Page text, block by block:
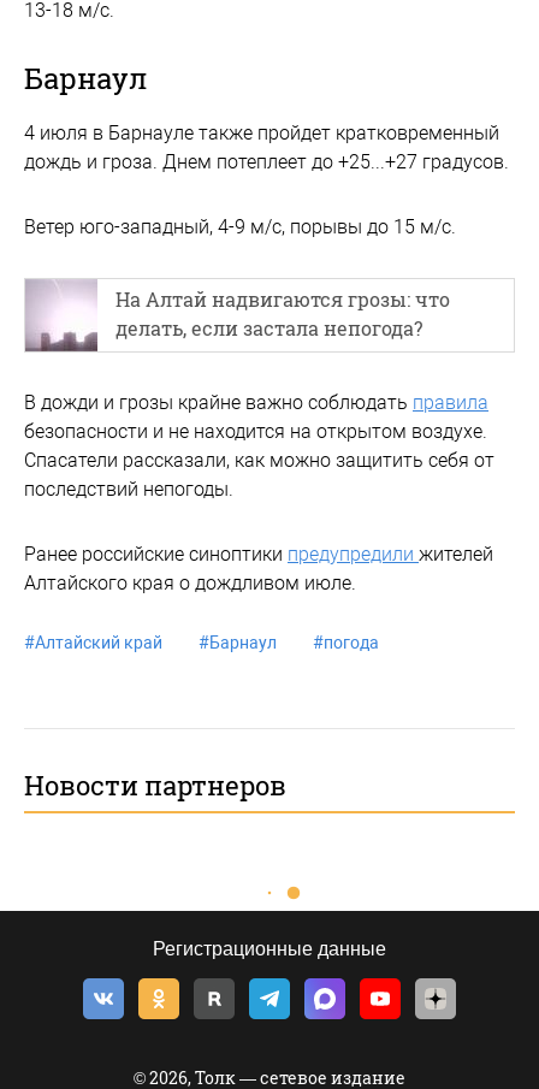
13-18 м/с.
Барнаул
4 июля в Барнауле также пройдет кратковременный
дождь и гроза. Днем потеплеет до +25...+27 градусов.
Ветер юго-западный, 4-9 м/с, порывы до 15 м/с.
На Алтай надвигаются грозы: что
делать, если застала непогода?
В дожди и грозы крайне важно соблюдать правила
безопасности и не находится на открытом воздухе.
Спасатели рассказали, как можно защитить себя от
последствий непогоды.
Ранее российские синоптики предупредили жителей
Алтайского края о дождливом июле.
#Алтайский край #Барнаул #погода
Новости партнеров
Регистрационные данные
© 2026, Толк — сетевое издание